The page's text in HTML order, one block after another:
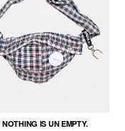
NOTHING IS UN EMPTY.